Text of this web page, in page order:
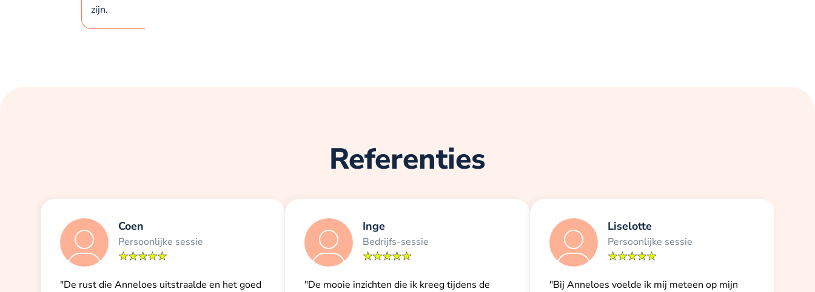
zijn.
Referenties
Coen
Persoonlijke sessie
"De rust die Anneloes uitstraalde en het goed
Inge
Bedrijfs-sessie
"De mooie inzichten die ik kreeg tijdens de
Liselotte
Persoonlijke sessie
"Bij Anneloes voelde ik mij meteen op mijn